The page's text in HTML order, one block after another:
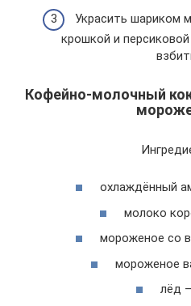
Украсить шариком
крошкой и
Кофейно-молочный
охлаждённый
молоко
мороженое со
мороженое
лёд